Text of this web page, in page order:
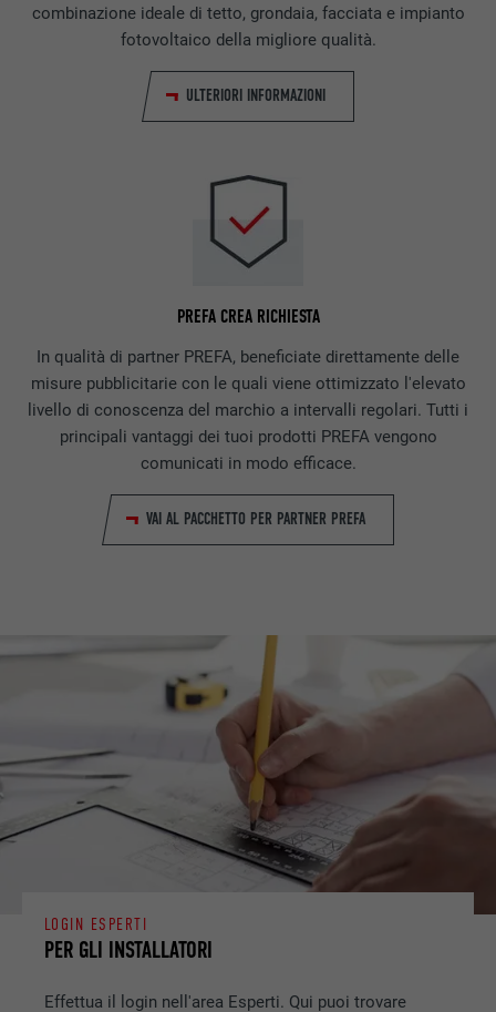
combinazione ideale di tetto, grondaia, facciata e impianto
fotovoltaico della migliore qualità.
ULTERIORI INFORMAZIONI
PREFA CREA RICHIESTA
In qualità di partner PREFA, beneficiate direttamente delle
misure pubblicitarie con le quali viene ottimizzato l'elevato
livello di conoscenza del marchio a intervalli regolari. Tutti i
principali vantaggi dei tuoi prodotti PREFA vengono
comunicati in modo efficace.
VAI AL PACCHETTO PER PARTNER PREFA
PER GLI INSTALLATORI
LOGIN ESPERTI
Effettua il login nell'area Esperti. Qui puoi trovare